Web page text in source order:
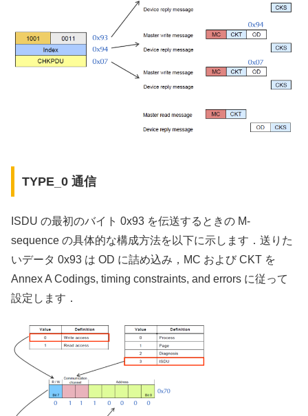
TYPE_0 通信
ISDU の最初のバイト 0x93 を伝送するときの M-
sequence の具体的な構成方法を以下に示します．送りた
いデータ 0x93 は OD に詰め込み，MC および CKT を
Annex A Codings, timing constraints, and errors に従って
設定します．